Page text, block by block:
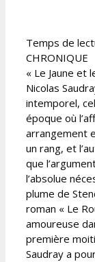
Temps de
CHRONIQUE
« Le Jaune et
Nicolas
intemporel,
époque où
arrangement
un rang, et
que
l’absolue
plume de
roman « Le
amoureuse
première
Saudray a